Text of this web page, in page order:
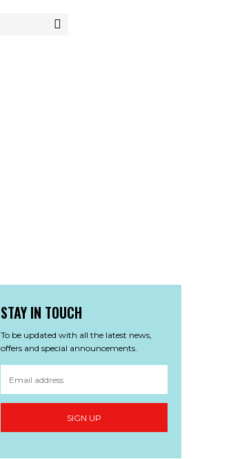
STAY IN TOUCH
To be updated with all the latest news,
offers and special announcements.
SIGN UP